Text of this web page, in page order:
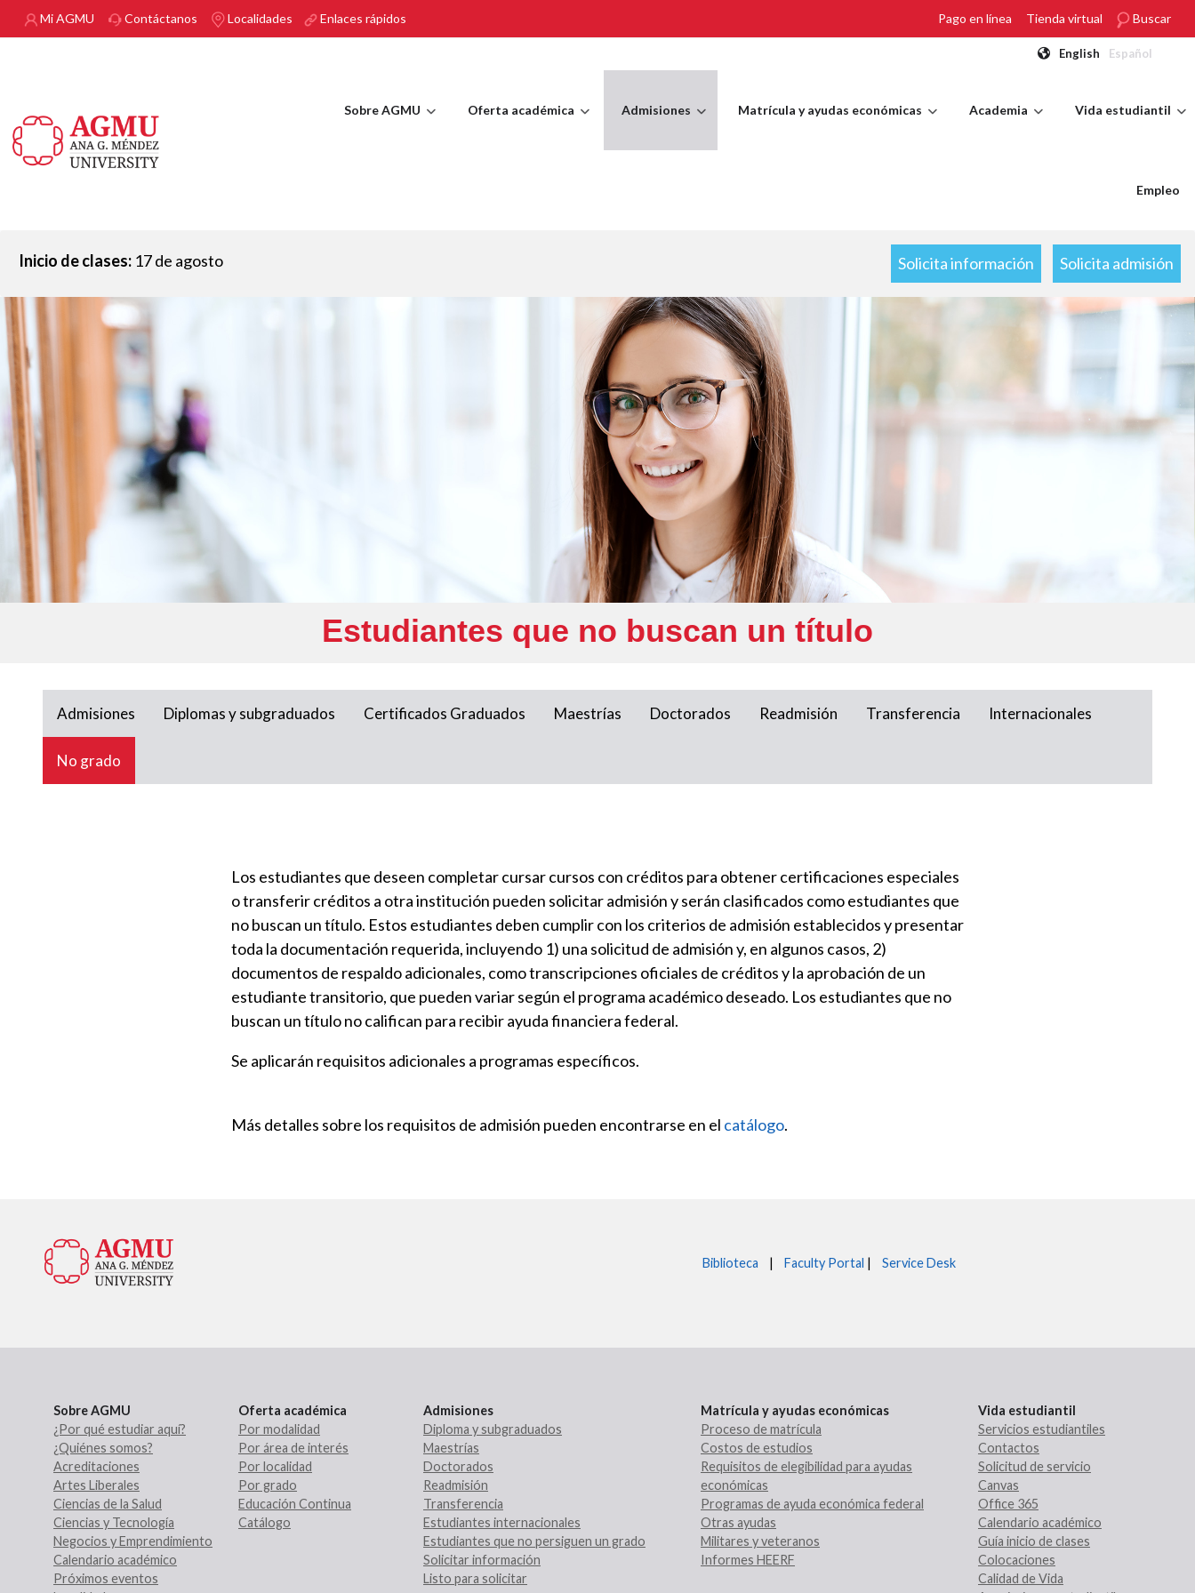
Pasar al contenido principal
Mi AGMU Contáctanos Localidades Enlaces rápidos Pago en línea Tienda virtual Buscar
English Español
Sobre AGMU Oferta académica Admisiones Matrícula y ayudas económicas Academia Vida estudiantil
Empleo
Inicio de clases: 17 de agosto Solicita información Solicita admisión
Estudiantes que no buscan un título
Admisiones Diplomas y subgraduados Certificados Graduados Maestrías Doctorados Readmisión Transferencia Internacionales
No grado
Los estudiantes que deseen completar cursar cursos con créditos para obtener certificaciones especiales
o transferir créditos a otra institución pueden solicitar admisión y serán clasificados como estudiantes que
no buscan un título. Estos estudiantes deben cumplir con los criterios de admisión establecidos y presentar
toda la documentación requerida, incluyendo 1) una solicitud de admisión y, en algunos casos, 2)
documentos de respaldo adicionales, como transcripciones oficiales de créditos y la aprobación de un
estudiante transitorio, que pueden variar según el programa académico deseado. Los estudiantes que no
buscan un título no califican para recibir ayuda financiera federal.
Se aplicarán requisitos adicionales a programas específicos.
Más detalles sobre los requisitos de admisión pueden encontrarse en el catálogo.
Biblioteca | Faculty Portal | Service Desk
Sobre AGMU
¿Por qué estudiar aquí?
¿Quiénes somos?
Acreditaciones
Artes Liberales
Ciencias de la Salud
Ciencias y Tecnología
Negocios y Emprendimiento
Calendario académico
Próximos eventos
Oferta académica
Por modalidad
Por área de interés
Por localidad
Por grado
Educación Continua
Catálogo
Admisiones
Diploma y subgraduados
Maestrías
Doctorados
Readmisión
Transferencia
Estudiantes internacionales
Estudiantes que no persiguen un grado
Solicitar información
Listo para solicitar
Matrícula y ayudas económicas
Proceso de matrícula
Costos de estudios
Requisitos de elegibilidad para ayudas
económicas
Programas de ayuda económica federal
Otras ayudas
Militares y veteranos
Informes HEERF
Vida estudiantil
Servicios estudiantiles
Contactos
Solicitud de servicio
Canvas
Office 365
Calendario académico
Guía inicio de clases
Colocaciones
Calidad de Vida